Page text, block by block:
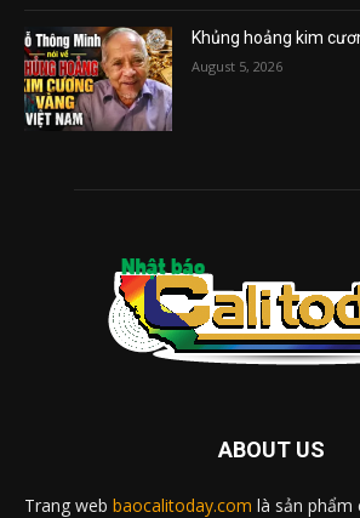
Khủng hoảng kim
August 5, 2026
ABOUT US
Trang web baocalitoday.com là sản phẩm